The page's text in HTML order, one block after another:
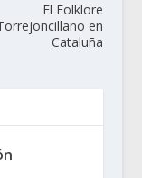
El Folklore
en
Cataluña